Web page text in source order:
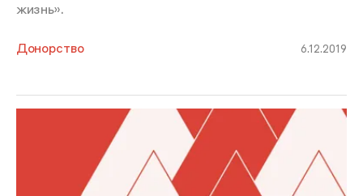
жизнь».
Донорство 6.12.2019